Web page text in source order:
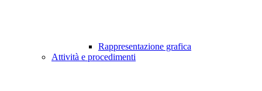
Rappresentazione grafica
Attività e procedimenti